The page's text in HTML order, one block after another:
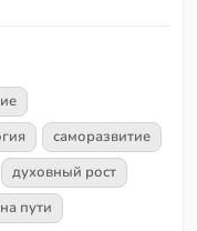
саморазвитие
духовный рост
пути